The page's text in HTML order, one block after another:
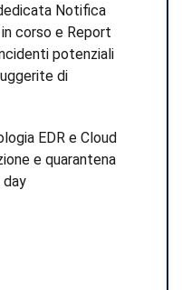
Notifica
corso e Report
potenziali
di
EDR e Cloud
e quarantena
day